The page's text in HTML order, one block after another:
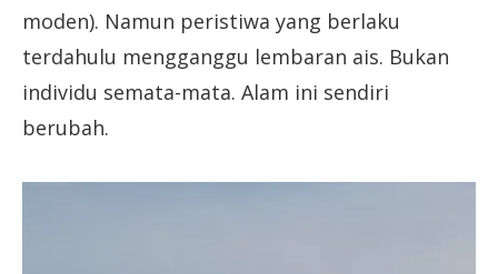
moden). Namun peristiwa yang berlaku
terdahulu mengganggu lembaran ais. Bukan
individu semata-mata. Alam ini sendiri
berubah.